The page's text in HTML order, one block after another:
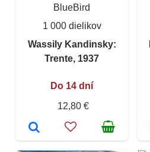
BlueBird
1 000 dielikov
Wassily Kandinsky:
Trente, 1937
Do 14 dní
12,80 €